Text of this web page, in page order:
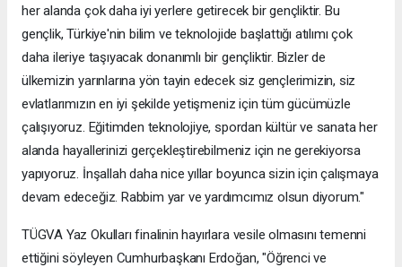
her alanda çok daha iyi yerlere getirecek bir gençliktir. Bu
gençlik, Türkiye'nin bilim ve teknolojide başlattığı atılımı çok
daha ileriye taşıyacak donanımlı bir gençliktir. Bizler de
ülkemizin yarınlarına yön tayin edecek siz gençlerimizin, siz
evlatlarımızın en iyi şekilde yetişmeniz için tüm gücümüzle
çalışıyoruz. Eğitimden teknolojiye, spordan kültür ve sanata her
alanda hayallerinizi gerçekleştirebilmeniz için ne gerekiyorsa
yapıyoruz. İnşallah daha nice yıllar boyunca sizin için çalışmaya
devam edeceğiz. Rabbim yar ve yardımcımız olsun diyorum."
TÜGVA Yaz Okulları finalinin hayırlara vesile olmasını temenni
ettiğini söyleyen Cumhurbaşkanı Erdoğan, "Öğrenci ve